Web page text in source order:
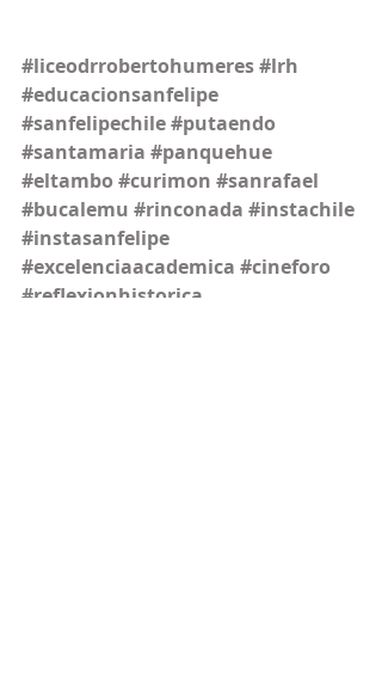
#liceodrrobertohumeres#lrh
#educacionsanfelipe
#sanfelipechile#putaendo
#santamaria #panquehue
#eltambo #curimon #sanrafael
#bucalemu #rinconada #instachile
#instasanfelipe
#excelenciaacademica #cineforo
#reflexionhistorica